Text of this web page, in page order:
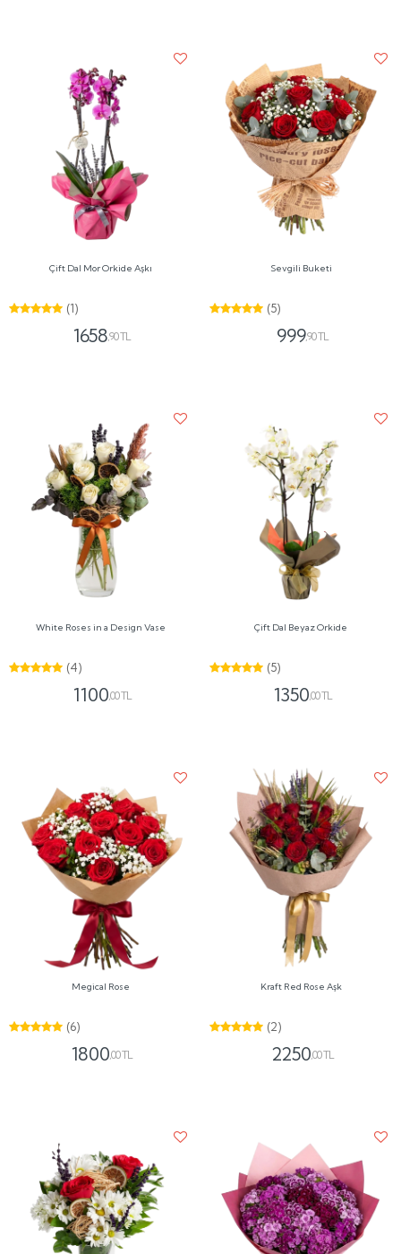
Çift Dal Mor Orkide Aşkı
(1)
1658,90 TL
Sevgili Buketi
(5)
999,90 TL
White Roses in a Design Vase
(4)
1100,00 TL
Çift Dal Beyaz Orkide
(5)
1350,00 TL
Megical Rose
(6)
1800,00 TL
Kraft Red Rose Aşk
(2)
2250,00 TL